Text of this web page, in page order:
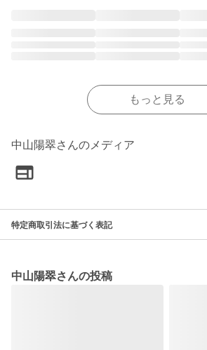
もっと見る
中山陽翠さんのメディア
特定商取引法に基づく表記
中山陽翠さんの投稿